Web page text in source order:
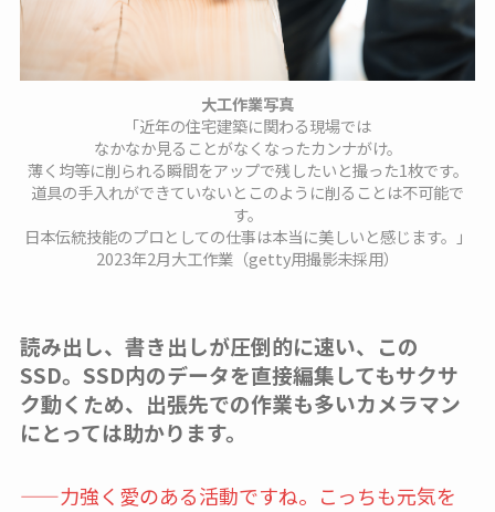
大工作業写真
「近年の住宅建築に関わる現場では
なかなか見ることがなくなったカンナがけ。
薄く均等に削られる瞬間をアップで残したいと撮った1枚です。
道具の手入れができていないとこのように削ることは不可能で
す。
日本伝統技能のプロとしての仕事は本当に美しいと感じます。」
2023年2月大工作業（getty用撮影未採用）
読み出し、書き出しが圧倒的に速い、この
SSD。SSD内のデータを直接編集してもサクサ
ク動くため、出張先での作業も多いカメラマン
にとっては助かります。
——力強く愛のある活動ですね。こっちも元気を